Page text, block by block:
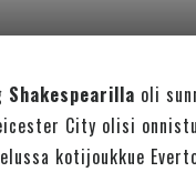
Shakespearilla oli
City olisi
kotijoukkue